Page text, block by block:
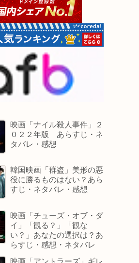
映画「ナイル殺人事件」２
０２２年版 あらすじ・ネ
タバレ・感想
韓国映画「群盗」美形の悪
役に勝るものはない？あら
すじ・ネタバレ・感想
映画「チューズ・オブ・ダ
イ」「観る？」「観な
い？」あなたの選択は？あ
らすじ・感想・ネタバレ
映画「アントラーズ」ギレ